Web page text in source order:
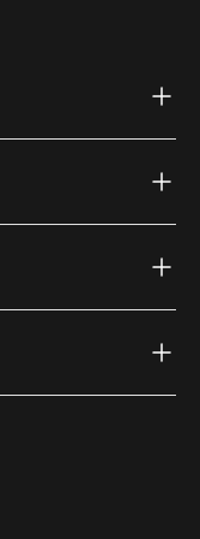
link)
(external link)
(external